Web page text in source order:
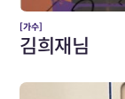
[가수]
김희재님